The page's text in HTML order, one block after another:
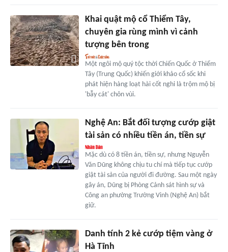
Khai quật mộ cổ Thiểm Tây,
chuyên gia rùng mình vì cảnh
tượng bên trong
Một ngôi mộ quý tộc thời Chiến Quốc ở Thiểm
Tây (Trung Quốc) khiến giới khảo cổ sốc khi
phát hiện hàng loạt hài cốt nghi là trộm mộ bị
'bẫy cát' chôn vùi.
Nghệ An: Bắt đối tượng cướp giật
tài sản có nhiều tiền án, tiền sự
Mặc dù có 8 tiền án, tiền sự, nhưng Nguyễn
Văn Dũng không chịu tu chí mà tiếp tục cướp
giật tài sản của người đi đường. Sau một ngày
gây án, Dũng bị Phòng Cảnh sát hình sự và
Công an phường Trường Vinh (Nghệ An) bắt
giữ.
Danh tính 2 kẻ cướp tiệm vàng ở
Hà Tĩnh